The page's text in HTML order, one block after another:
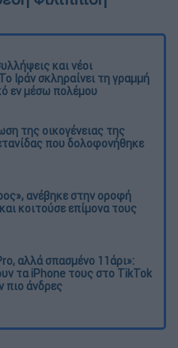
και νέοι
Ιράν σκληραίνει τη γραμμή
εν μέσω πολέμου
της οικογένειας της
που δολοφονήθηκε
ανέβηκε στην οροφή
κοιτούσε επίμονα τους
αλλά σπασμένο 11άρι»:
τα iPhone τους στο TikTok
πιο άνδρες